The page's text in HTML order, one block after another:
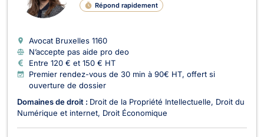
Répond rapidement
Avocat Bruxelles 1160
N’accepte pas aide pro deo
Entre 120 € et 150 € HT
Premier rendez-vous de 30 min à 90€ HT, offert si
ouverture de dossier
Domaines de droit : Droit de la Propriété Intellectuelle
Droit du
Numérique et internet Droit Économique